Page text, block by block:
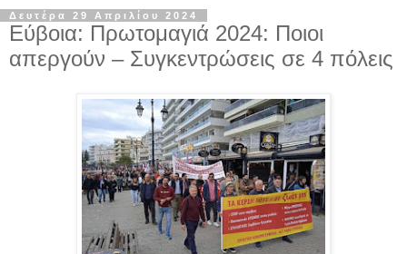
Δευτέρα 29 Απριλίου 2024
Εύβοια: Πρωτομαγιά 2024: Ποιοι
απεργούν – Συγκεντρώσεις σε 4 πόλεις